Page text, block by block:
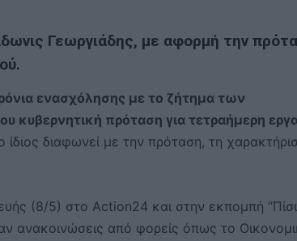
Γεωργιάδης, με αφορμή την
ενασχόλησης με το ζήτημα των
πρόταση για τετραήμερη
διαφωνεί με την πρόταση, τη
(8/5) στο Action24 και στην εκπομπή
ανακοινώσεις από φορείς όπως το